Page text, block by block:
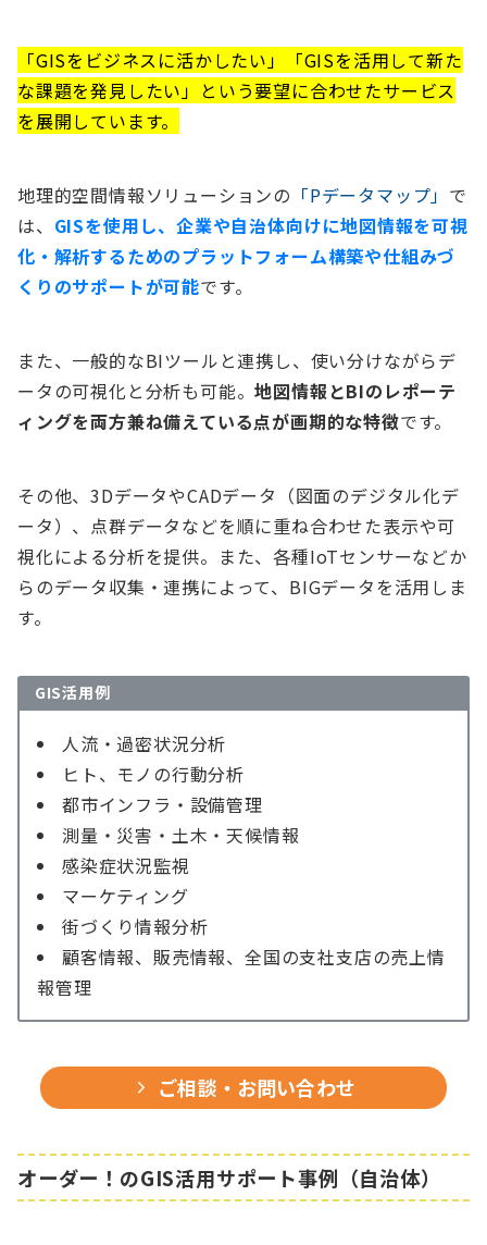
「GISをビジネスに活かしたい」「GISを活用して新た
な課題を発見したい」という要望に合わせたサービス
を展開しています。
地理的空間情報ソリューションの 「Pデータマップ」 で
は、 GISを使用し、企業や自治体向けに地図情報を可視
化・解析するためのプラットフォーム構築や仕組みづ
くりのサポートが可能です。
また、一般的なBIツールと連携し、使い分けながらデ
ータの可視化と分析も可能。地図情報とBIのレポーテ
ィングを両方兼ね備えている点が画期的な特徴です。
その他、3DデータやCADデータ（図面のデジタル化デ
ータ）、点群データなどを順に重ね合わせた表示や可
視化による分析を提供。また、各種IoTセンサーなどか
らのデータ収集・連携によって、BIGデータを活用しま
す。
GIS活用例
人流・過密状況分析
ヒト、モノの行動分析
都市インフラ・設備管理
測量・災害・土木・天候情報
感染症状況監視
マーケティング
街づくり情報分析
顧客情報、販売情報、全国の支社支店の売上情
報管理
ご相談・お問い合わせ
オーダー！のGIS活用サポート事例（自治体）